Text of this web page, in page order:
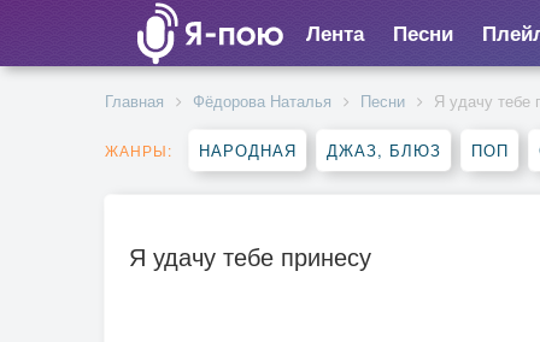
Лента Песни
Главная Фёдорова Наталья Песни Я удачу тебе
ЖАНРЫ: НАРОДНАЯ ДЖАЗ, БЛЮЗ ПОП
Я удачу тебе принесу